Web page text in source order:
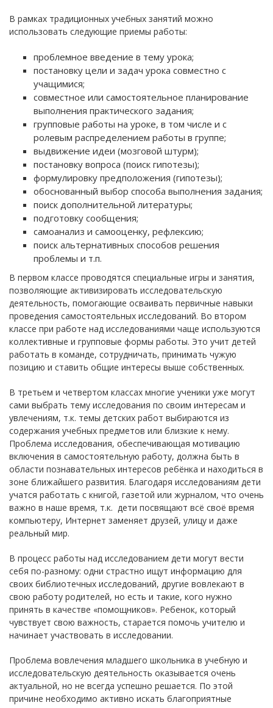
В рамках традиционных учебных занятий можно
использовать следующие приемы работы:
проблемное введение в тему урока;
постановку цели и задач урока совместно с
учащимися;
совместное или самостоятельное планирование
выполнения практического задания;
групповые работы на уроке, в том числе и с
ролевым распределением работы в группе;
выдвижение идеи (мозговой штурм);
постановку вопроса (поиск гипотезы);
формулировку предположения (гипотезы);
обоснованный выбор способа выполнения задания;
поиск дополнительной литературы;
подготовку сообщения;
самоанализ и самооценку, рефлексию;
поиск альтернативных способов решения
проблемы и т.п.
В первом классе проводятся специальные игры и занятия,
позволяющие активизировать исследовательскую
деятельность, помогающие осваивать первичные навыки
проведения самостоятельных исследований. Во втором
классе при работе над исследованиями чаще используются
коллективные и групповые формы работы. Это учит детей
работать в команде, сотрудничать, принимать чужую
позицию и ставить общие интересы выше собственных.
В третьем и четвертом классах многие ученики уже могут
сами выбрать тему исследования по своим интересам и
увлечениям, т.к. темы детских работ выбираются из
содержания учебных предметов или близкие к нему.
Проблема исследования, обеспечивающая мотивацию
включения в самостоятельную работу, должна быть в
области познавательных интересов ребёнка и находиться в
зоне ближайшего развития. Благодаря исследованиям дети
учатся работать с книгой, газетой или журналом, что очень
важно в наше время, т.к. дети посвящают всё своё время
компьютеру, Интернет заменяет друзей, улицу и даже
реальный мир.
В процесс работы над исследованием дети могут вести
себя по-разному: одни страстно ищут информацию для
своих библиотечных исследований, другие вовлекают в
свою работу родителей, но есть и такие, кого нужно
принять в качестве «помощников». Ребенок, который
чувствует свою важность, старается помочь учителю и
начинает участвовать в исследовании.
Проблема вовлечения младшего школьника в учебную и
исследовательскую деятельность оказывается очень
актуальной, но не всегда успешно решается. По этой
причине необходимо активно искать благоприятные